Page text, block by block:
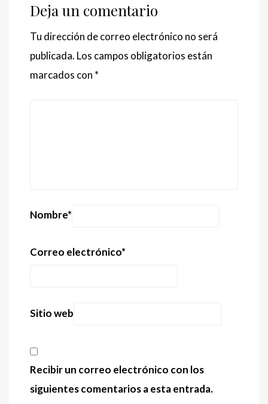
Deja un comentario
Tu dirección de correo electrónico no será
publicada. Los campos obligatorios están
marcados con *
Nombre*
Correo electrónico*
Sitio web
Recibir un correo electrónico con los
siguientes comentarios a esta entrada.